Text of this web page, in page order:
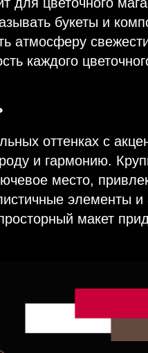
букеты и
атмосферу
каждого
оттенках с
и гармонию.
место,
элементы
макет